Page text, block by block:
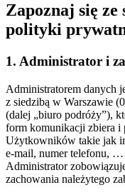
Zapoznaj się ze
polityki
1. Administrator i
Administratorem danych
z siedzibą w Warszawie
(dalej „biuro podróży”),
form komunikacji zbiera i
Użytkowników takie jak
e-mail, numer telefonu, …
Administrator
zachowania należytego